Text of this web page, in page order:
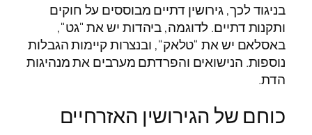
בניגוד לכך, גירושין דתיים מבוססים על חוקים
ותקנות דתיים. לדוגמה, ביהדות יש את "גט",
באסלאם יש את "טלאק", ובנצרות קיימות הגבלות
נוספות. הנישואים והפרדתם מערבים את מנהיגות
הדת.
כוחם של הגירושין האזרחיים